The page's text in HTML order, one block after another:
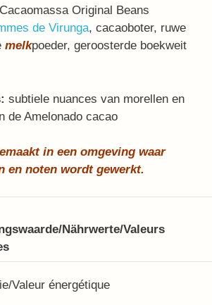
Cacaomassa Original Beans
de Virunga, cacaoboter, ruwe
melkpoeder, geroosterde boekweit
subtiele nuances van morellen en
de Amelonado cacao
in een omgeving waar
en noten wordt gewerkt.
Nährwerte/Valeurs
Valeur énergétique